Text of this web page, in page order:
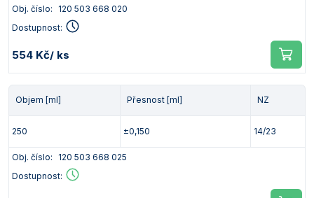
Obj. číslo:
120 503 668 020
Dostupnost:
554 Kč/ ks
Objem [ml] Přesnost [ml] NZ
250 ±0,150 14/23
Obj. číslo:
120 503 668 025
Dostupnost: